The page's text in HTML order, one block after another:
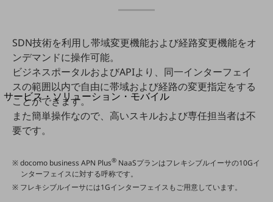
別ウィンドウで開きます
サービス・ソリューション・モバイル
サービス・ソリューションTOP
DXに関する課題を解決する
カテゴリーで探すTOP
ネットワーク・モバイル
SDN技術を利用し帯域変更機能および経路変更機能をオ
ンデマンドに操作可能。
ビジネスポータルおよびAPIより、同一インターフェイ
スの範囲以内で自由に帯域および経路の変更指定をする
ことができます。
また簡単操作なので、高いスキルおよび専任担当者は不
要です。
※ docomo business APN Plus® NaaSプランはフレキシブルイーサの10Gイ
ンターフェイスに対する呼称です。
※ フレキシブルイーサには1Gインターフェイスもご用意しています。